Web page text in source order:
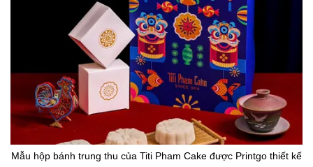
Mẫu hộp bánh trung thu của Titi Pham Cake được Printgo thiết kế